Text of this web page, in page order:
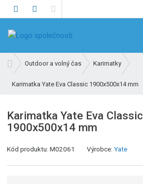
h
e
t
v
o
í
s
r
Outdoor a volný čas Karimatky
Karimatka Yate Eva Classic 1900x500x14 mm
Karimatka Yate Eva Classic
1900x500x14 mm
Kód produktu:M02061 Výrobce:Yate